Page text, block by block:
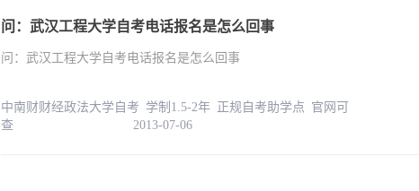
问：武汉工程大学自考电话报名是怎么回事
问：武汉工程大学自考电话报名是怎么回事
中南财财经政法大学自考 学制1.5-2年 正规自考助学点 官网可
查 2013-07-06